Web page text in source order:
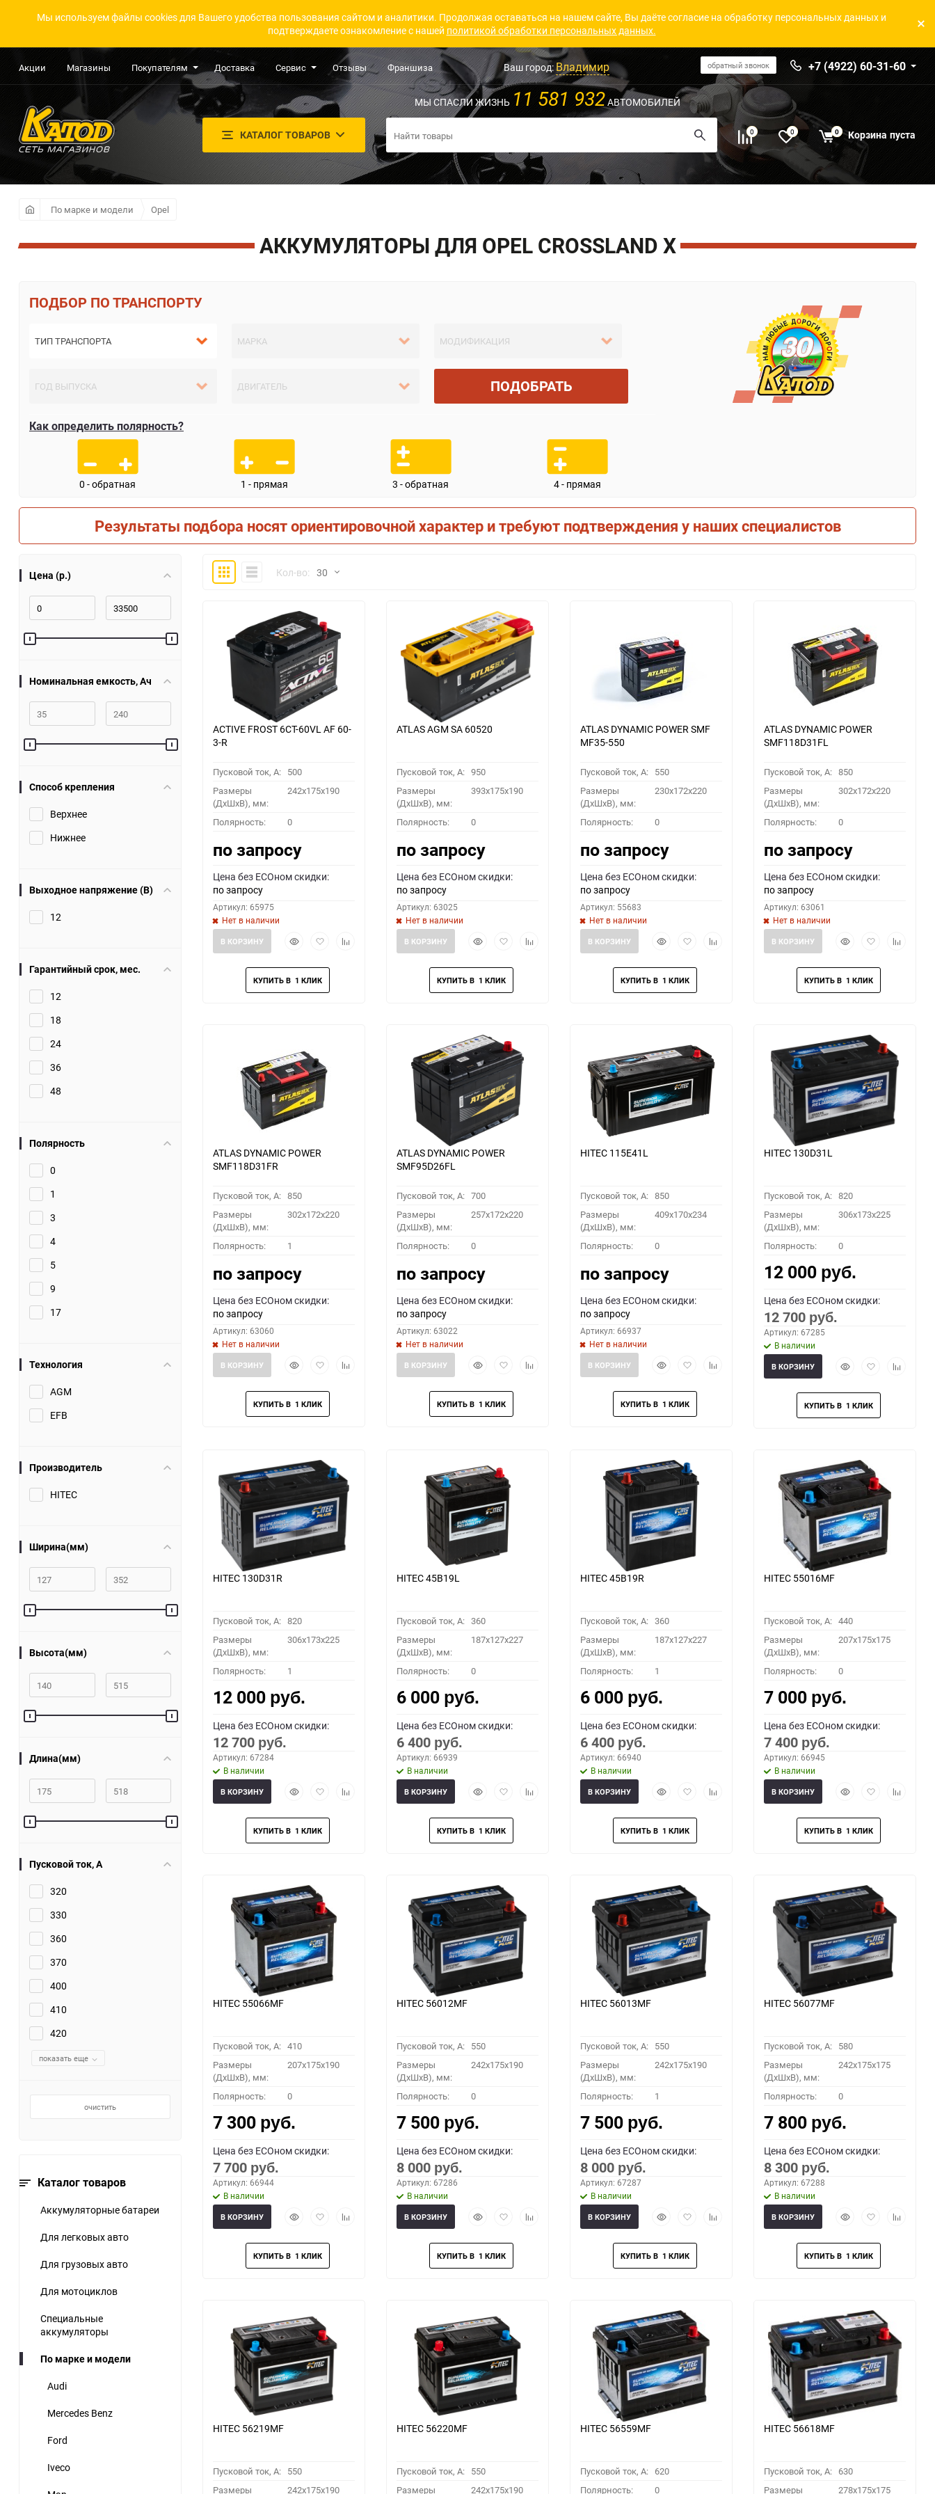
Мы используем файлы cookies для Вашего удобства пользования сайтом и аналитики. Продолжая оставаться на нашем сайте, Вы даёте согласие на обработку персональных данных и
подтверждаете ознакомление с нашей политикой обработки персональных данных.
Акции Магазины Покупателям Доставка Сервис Отзывы Франшиза Ваш город:Владимир обратный звонок +7 (4922) 60-31-60
КАТАЛОГ ТОВАРОВ
МЫ СПАСЛИ ЖИЗНЬ 11 581 932АВТОМОБИЛЕЙ
0 0 0 Корзина пуста
По марке и модели Opel
АККУМУЛЯТОРЫ ДЛЯ OPEL CROSSLAND X
ПО ТРАНСПОРТУ
ПОДОБРАТЬ
Как определить полярность?
0 - обратная 1 - прямая 3 - обратная 4 - прямая
Результаты подбора носят ориентировочной характер и требуют подтверждения у наших специалистов
Цена (р.)
Номинальная емкость, Ач
Способ крепления
Верхнее
Нижнее
Выходное напряжение (В)
12
Гарантийный срок, мес.
12
18
24
36
48
Полярность
0
1
3
4
5
9
17
Технология
AGM
EFB
Производитель
HITEC
Ширина(мм)
Высота(мм)
Длина(мм)
Пусковой ток, A
320
330
360
370
400
410
420
показать еще
очистить
Каталог товаров
Аккумуляторные батареи
Для легковых авто
Для грузовых авто
Для мотоциклов
Специальные
аккумуляторы
По марке и модели
Audi
Mercedes Benz
Ford
Iveco
ПлиткаКомпактноКол-во: 30
30
60
90
150
ACTIVE FROST 6СТ-60VL АF 60-
3-R
Пусковой ток, A: 500
Размеры
(ДхШхВ), мм:
242x175x190
Полярность: 0
по запросу
Цена без ECOном скидки:
по запросу
Артикул: 65975
Нет в наличии
БыстрыйДобавить
избранное
Добавить
В КОРЗИНУ
ATLAS AGM SA 60520
Пусковой ток, A: 950
Размеры
(ДхШхВ), мм:
393x175x190
Полярность: 0
по запросу
Цена без ECOном скидки:
по запросу
Артикул: 63025
Нет в наличии
БыстрыйДобавить
избранное
Добавить
В КОРЗИНУ
ATLAS DYNAMIC POWER SMF
MF35-550
Пусковой ток, A: 550
Размеры
(ДхШхВ), мм:
230x172x220
Полярность: 0
по запросу
Цена без ECOном скидки:
по запросу
Артикул: 55683
Нет в наличии
БыстрыйДобавить
избранное
Добавить
В КОРЗИНУ
ATLAS DYNAMIC POWER
SMF118D31FL
Пусковой ток, A: 850
Размеры
(ДхШхВ), мм:
302x172x220
Полярность: 0
по запросу
Цена без ECOном скидки:
по запросу
Артикул: 63061
Нет в наличии
БыстрыйДобавить
избранное
Добавить
В КОРЗИНУ
ATLAS DYNAMIC POWER
SMF118D31FR
Пусковой ток, A: 850
Размеры
(ДхШхВ), мм:
302x172x220
Полярность: 1
по запросу
Цена без ECOном скидки:
по запросу
Артикул: 63060
Нет в наличии
БыстрыйДобавить
избранное
Добавить
В КОРЗИНУ
ATLAS DYNAMIC POWER
SMF95D26FL
Пусковой ток, A: 700
Размеры
(ДхШхВ), мм:
257x172x220
Полярность: 0
по запросу
Цена без ECOном скидки:
по запросу
Артикул: 63022
Нет в наличии
БыстрыйДобавить
избранное
Добавить
В КОРЗИНУ
HITEC 115E41L
Пусковой ток, A: 850
Размеры
(ДхШхВ), мм:
409x170x234
Полярность: 0
по запросу
Цена без ECOном скидки:
по запросу
Артикул: 66937
Нет в наличии
БыстрыйДобавить
избранное
Добавить
В КОРЗИНУ
HITEC 130D31L
Пусковой ток, A: 820
Размеры
(ДхШхВ), мм:
306x173x225
Полярность: 0
12 000 руб.
Цена без ECOном скидки:
12 700 руб.
Артикул: 67285
В наличии
БыстрыйДобавить
избранное
Добавить
В КОРЗИНУ
HITEC 130D31R
Пусковой ток, A: 820
Размеры
(ДхШхВ), мм:
306x173x225
Полярность: 1
12 000 руб.
Цена без ECOном скидки:
12 700 руб.
Артикул: 67284
В наличии
БыстрыйДобавить
избранное
Добавить
В КОРЗИНУ
HITEC 45B19L
Пусковой ток, A: 360
Размеры
(ДхШхВ), мм:
187x127x227
Полярность: 0
6 000 руб.
Цена без ECOном скидки:
6 400 руб.
Артикул: 66939
В наличии
БыстрыйДобавить
избранное
Добавить
В КОРЗИНУ
HITEC 45B19R
Пусковой ток, A: 360
Размеры
(ДхШхВ), мм:
187x127x227
Полярность: 1
6 000 руб.
Цена без ECOном скидки:
6 400 руб.
Артикул: 66940
В наличии
БыстрыйДобавить
избранное
Добавить
В КОРЗИНУ
HITEC 55016MF
Пусковой ток, A: 440
Размеры
(ДхШхВ), мм:
207x175x175
Полярность: 0
7 000 руб.
Цена без ECOном скидки:
7 400 руб.
Артикул: 66945
В наличии
БыстрыйДобавить
избранное
Добавить
В КОРЗИНУ
HITEC 55066MF
Пусковой ток, A: 410
Размеры
(ДхШхВ), мм:
207x175x190
Полярность: 0
7 300 руб.
Цена без ECOном скидки:
7 700 руб.
Артикул: 66944
В наличии
БыстрыйДобавить
избранное
Добавить
В КОРЗИНУ
HITEC 56012MF
Пусковой ток, A: 550
Размеры
(ДхШхВ), мм:
242x175x190
Полярность: 0
7 500 руб.
Цена без ECOном скидки:
8 000 руб.
Артикул: 67286
В наличии
БыстрыйДобавить
избранное
Добавить
В КОРЗИНУ
HITEC 56013MF
Пусковой ток, A: 550
Размеры
(ДхШхВ), мм:
242x175x190
Полярность: 1
7 500 руб.
Цена без ECOном скидки:
8 000 руб.
Артикул: 67287
В наличии
БыстрыйДобавить
избранное
Добавить
В КОРЗИНУ
HITEC 56077MF
Пусковой ток, A: 580
Размеры
(ДхШхВ), мм:
242x175x175
Полярность: 0
7 800 руб.
Цена без ECOном скидки:
8 300 руб.
Артикул: 67288
В наличии
БыстрыйДобавить
избранное
Добавить
В КОРЗИНУ
HITEC 56219MF
Пусковой ток, A: 550
Размеры
242x175x190
HITEC 56220MF
Пусковой ток, A: 550
Размеры
242x175x190
HITEC 56559MF
Пусковой ток, A: 620
Полярность:
0
HITEC 56618MF
Пусковой ток, A: 630
Размеры
278x175x175